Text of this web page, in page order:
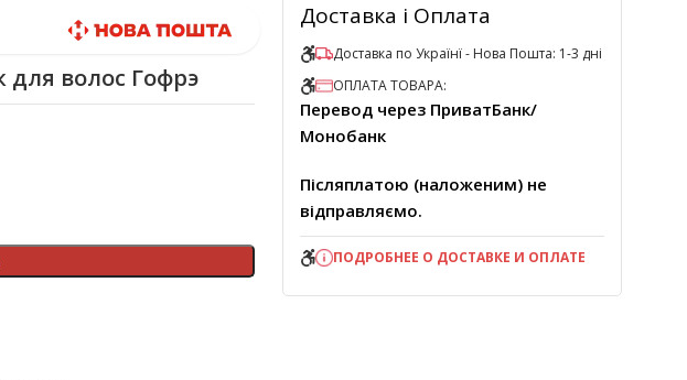
волос Гофрэ
Доставка і Оплата
Доставка по Українї - Нова Пошта: 1-3 дні
ОПЛАТА ТОВАРА:
Перевод через ПриватБанк/
Монобанк
Післяплатою (наложеним) не
відправляємо.
ПОДРОБНЕЕ О ДОСТАВКЕ И ОПЛАТЕ